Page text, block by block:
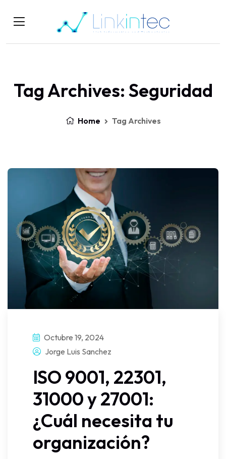
Tag Archives: Seguridad
Home Tag Archives
Octubre 19, 2024
Jorge Luis Sanchez
ISO 9001, 22301,
31000 y 27001:
¿Cuál necesita tu
organización?